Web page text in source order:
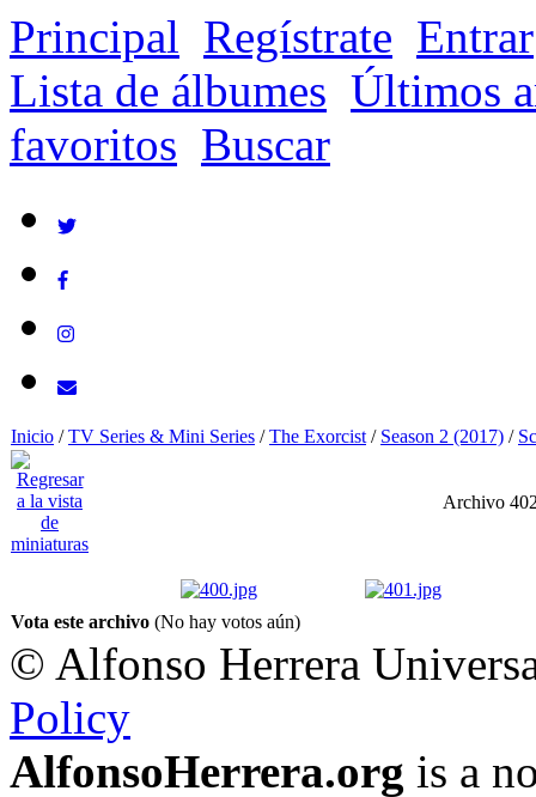
Principal Regístrate Entrar
Lista de álbumes Últimos
favoritos Buscar
Inicio /TV Series & Mini Series /The Exorcist / Season 2 (2017) /
Archivo
Vota este archivo (No hay votos aún)
© Alfonso Herrera
Policy
AlfonsoHerrera.org is a